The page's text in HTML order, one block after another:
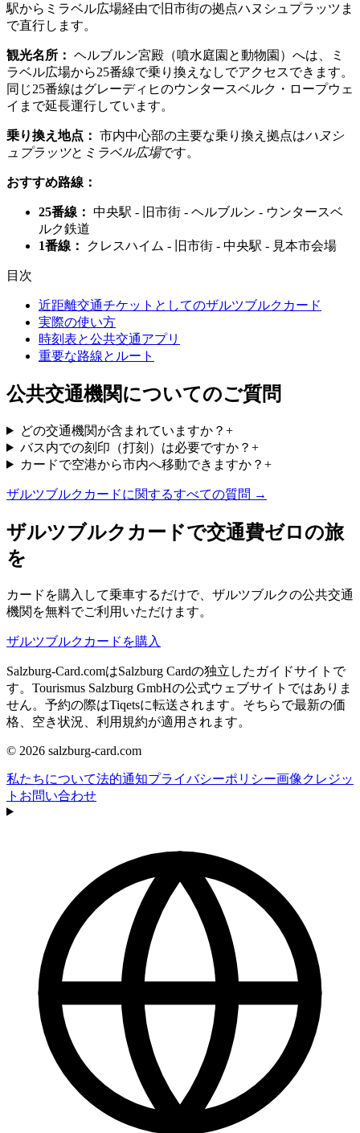
駅からミラベル広場経由で旧市街の拠点ハヌシュプラッツま
で直行します。
観光名所： ヘルブルン宮殿（噴水庭園と動物園）へは、ミ
ラベル広場から25番線で乗り換えなしでアクセスできます。
同じ25番線はグレーディヒのウンタースベルク・ロープウェ
イまで延長運行しています。
乗り換え地点： 市内中心部の主要な乗り換え拠点はハヌシ
ュプラッツと ミラベル広場です。
おすすめ路線：
25番線： 中央駅 - 旧市街 - ヘルブルン - ウンタースベ
ルク鉄道
1番線：
クレスハイム - 旧市街 - 中央駅 - 見本市会場
目次
近距離交通チケットとしてのザルツブルクカード
実際の使い方
時刻表と公共交通アプリ
重要な路線とルート
公共交通機関についてのご質問
どの交通機関が含まれていますか？ +
バス内での刻印（打刻）は必要ですか？ +
カードで空港から市内へ移動できますか？ +
ザルツブルクカードに関するすべての質問 →
ザルツブルクカードで交通費ゼロの旅
を
カードを購入して乗車するだけで、ザルツブルクの公共交通
機関を無料でご利用いただけます。
ザルツブルクカードを購入
Salzburg-Card.comはSalzburg Cardの独立したガイドサイトで
す。Tourismus Salzburg GmbHの公式ウェブサイトではありま
せん。予約の際はTiqetsに転送されます。そちらで最新の価
格、空き状況、利用規約が適用されます。
© 2026 salzburg-card.com
私たちについて法的通知プライバシーポリシー画像クレジッ
ト お問い合わせ